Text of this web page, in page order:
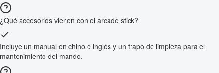
¿Qué accesorios vienen con el arcade stick?
Incluye un manual en chino e inglés y un trapo de limpieza para el
mantenimiento del mando.